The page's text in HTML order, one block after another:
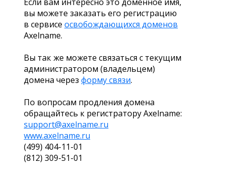
вы можете заказать его регистрацию
в сервисе освобождающихся доменов
Axelname.
Вы так же можете связаться с текущим
администратором (владельцем)
домена через форму связи.
По вопросам продления домена
обращайтесь к регистратору Axelname:
support@axelname.ru
www.axelname.ru
(499) 404-11-01
(812) 309-51-01